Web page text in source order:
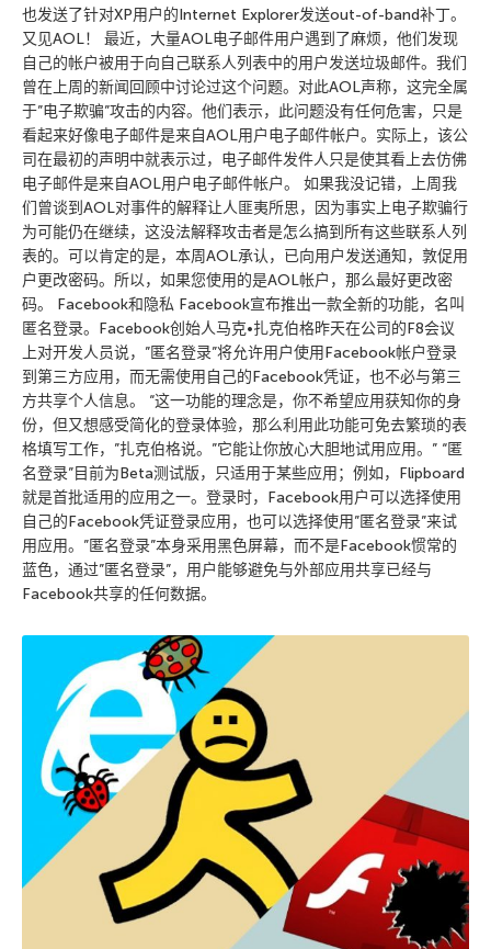
也发送了针对XP用户的Internet Explorer发送out-of-band补丁。
又见AOL！ 最近，大量AOL电子邮件用户遇到了麻烦，他们发现
自己的帐户被用于向自己联系人列表中的用户发送垃圾邮件。我们
曾在上周的新闻回顾中讨论过这个问题。对此AOL声称，这完全属
于”电子欺骗”攻击的内容。他们表示，此问题没有任何危害，只是
看起来好像电子邮件是来自AOL用户电子邮件帐户。实际上，该公
司在最初的声明中就表示过，电子邮件发件人只是使其看上去仿佛
电子邮件是来自AOL用户电子邮件帐户。 如果我没记错，上周我
们曾谈到AOL对事件的解释让人匪夷所思，因为事实上电子欺骗行
为可能仍在继续，这没法解释攻击者是怎么搞到所有这些联系人列
表的。可以肯定的是，本周AOL承认，已向用户发送通知，敦促用
户更改密码。所以，如果您使用的是AOL帐户，那么最好更改密
码。 Facebook和隐私 Facebook宣布推出一款全新的功能，名叫
匿名登录。Facebook创始人马克•扎克伯格昨天在公司的F8会议
上对开发人员说，”匿名登录”将允许用户使用Facebook帐户登录
到第三方应用，而无需使用自己的Facebook凭证，也不必与第三
方共享个人信息。 “这一功能的理念是，你不希望应用获知你的身
份，但又想感受简化的登录体验，那么利用此功能可免去繁琐的表
格填写工作，”扎克伯格说。”它能让你放心大胆地试用应用。” “匿
名登录”目前为Beta测试版，只适用于某些应用；例如，Flipboard
就是首批适用的应用之一。登录时，Facebook用户可以选择使用
自己的Facebook凭证登录应用，也可以选择使用”匿名登录”来试
用应用。”匿名登录”本身采用黑色屏幕，而不是Facebook惯常的
蓝色，通过”匿名登录”，用户能够避免与外部应用共享已经与
Facebook共享的任何数据。